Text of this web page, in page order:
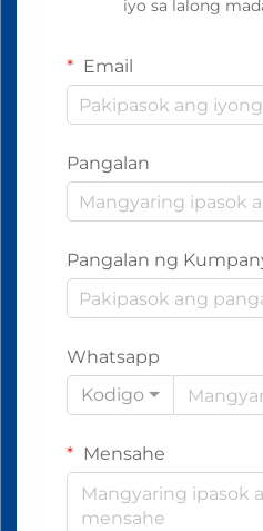
iyo sa lalong
Email
Pangalan
Pangalan ng
Whatsapp
Kodigo
Mensahe